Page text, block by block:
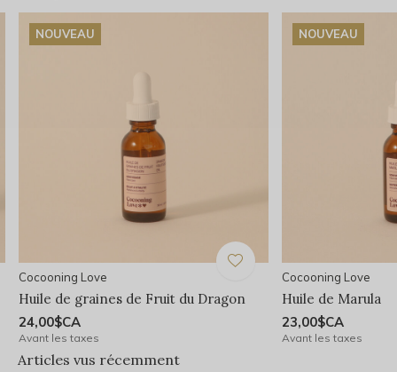
NOUVEAU
Cocooning Love
Huile de graines de Fruit du Dragon
24,00$CA
Avant les taxes
NOUVEAU
Cocooning Love
Huile de Marula
23,00$CA
Avant les taxes
Articles vus récemment